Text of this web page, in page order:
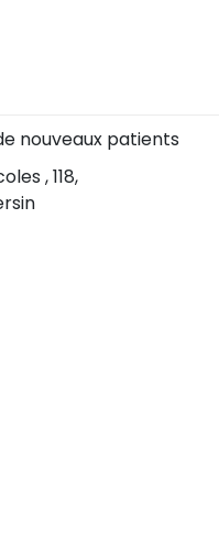
nouveaux patients
, 118,